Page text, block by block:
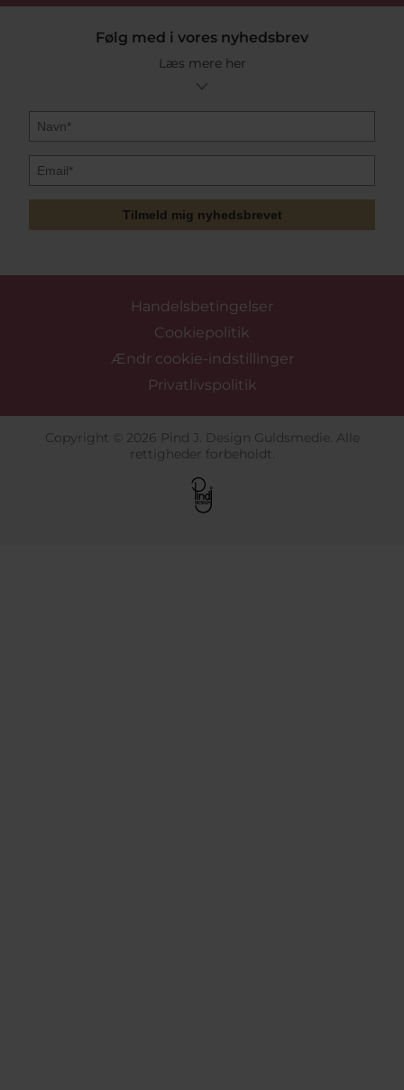
Følg med i vores nyhedsbrev
Læs mere her
Tilmeld mig nyhedsbrevet
Handelsbetingelser
Cookiepolitik
Ændr cookie-indstillinger
Privatlivspolitik
Copyright © 2026 Pind J. Design Guldsmedie. Alle
rettigheder forbeholdt.